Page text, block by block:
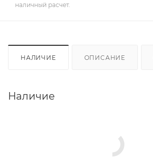
наличный расчет.
НАЛИЧИЕ ОПИСАНИЕ
Наличие